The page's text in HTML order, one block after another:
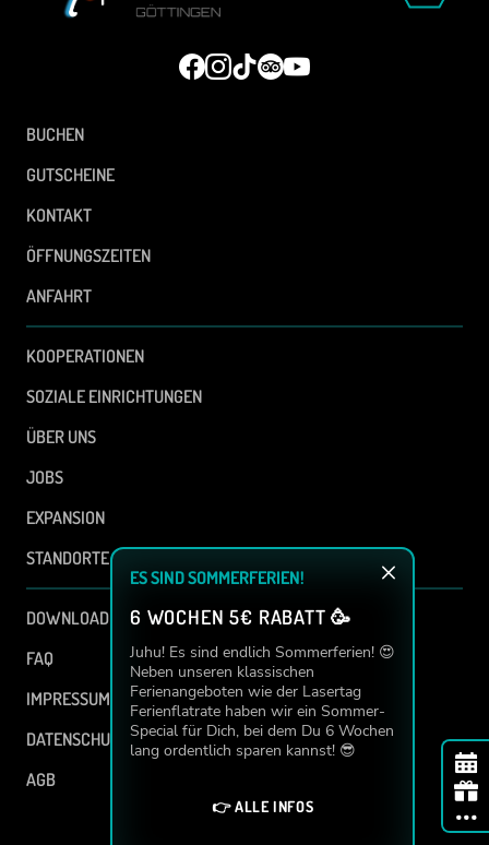
BUCHEN
GUTSCHEINE
KONTAKT
ÖFFNUNGSZEITEN
ANFAHRT
KOOPERATIONEN
SOZIALE EINRICHTUNGEN
ÜBER UNS
JOBS
EXPANSION
STANDORTE
DOWNLOAD
FAQ
IMPRESSUM
DATENSCHUTZ
AGB
built with
ES SIND SOMMERFERIEN!
6 WOCHEN 5€ RABATT 🥳
Juhu! Es sind endlich Sommerferien! 😍
Neben unseren klassischen
Ferienangeboten wie der Lasertag
Ferienflatrate haben wir ein Sommer-
Special für Dich, bei dem Du 6 Wochen
lang ordentlich sparen kannst! 😎
👉 ALLE INFOS